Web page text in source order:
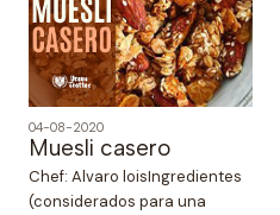
04-08-2020
Muesli casero
Chef: Alvaro loisIngredientes
(considerados para una